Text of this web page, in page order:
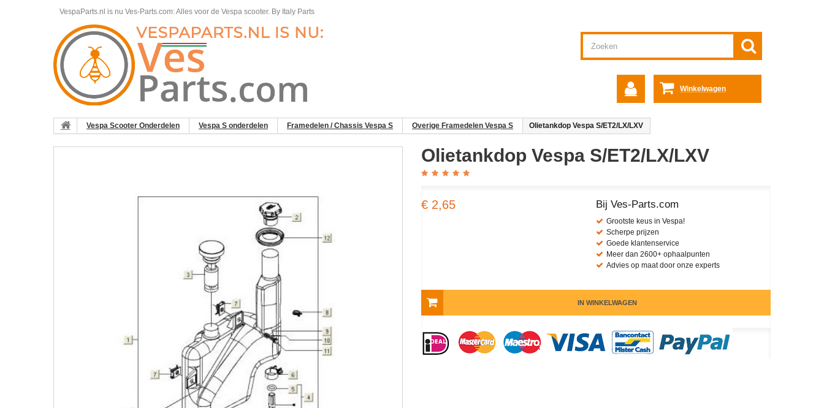
VespaParts.nl is nu Ves-Parts.com: Alles voor de Vespa scooter. By Italy Parts
Winkelwagen
Vespa Scooter Onderdelen Vespa S onderdelen Framedelen / Chassis Vespa S Overige Framedelen Vespa S Olietankdop Vespa S/ET2/LX/LXV
Olietankdop Vespa S/ET2/LX/LXV
€ 2,65 Bij Ves-Parts.com
Grootste keus in Vespa!
Scherpe prijzen
Goede klantenservice
Meer dan 2600+ ophaalpunten
Advies op maat door onze experts
IN WINKELWAGEN